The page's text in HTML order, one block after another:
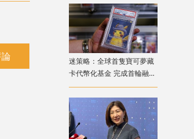
迷策略：全球首隻寶可夢藏
卡代幣化基金 完成首輪融資
兼獲超購